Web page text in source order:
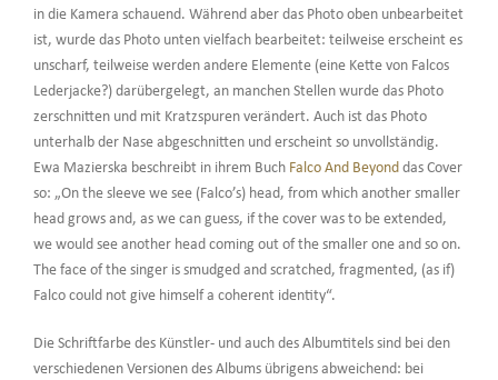
in die Kamera schauend. Während aber das Photo oben unbearbeitet
ist, wurde das Photo unten vielfach bearbeitet: teilweise erscheint es
unscharf, teilweise werden andere Elemente (eine Kette von Falcos
Lederjacke?) darübergelegt, an manchen Stellen wurde das Photo
zerschnitten und mit Kratzspuren verändert. Auch ist das Photo
unterhalb der Nase abgeschnitten und erscheint so unvollständig.
Ewa Mazierska beschreibt in ihrem Buch Falco And Beyonddas Cover
so: „On the sleeve we see (Falco’s) head, from which another smaller
head grows and, as we can guess, if the cover was to be extended,
we would see another head coming out of the smaller one and so on.
The face of the singer is smudged and scratched, fragmented, (as if)
Falco could not give himself a coherent identity“.
Die Schriftfarbe des Künstler- und auch des Albumtitels sind bei den
verschiedenen Versionen des Albums übrigens abweichend: bei